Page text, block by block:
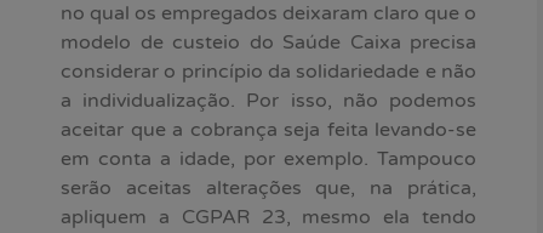
no qual os empregados deixaram claro que o
modelo de custeio do Saúde Caixa precisa
considerar o princípio da solidariedade e não
a individualização. Por isso, não podemos
aceitar que a cobrança seja feita levando-se
em conta a idade, por exemplo. Tampouco
serão aceitas alterações que, na prática,
apliquem a CGPAR 23, mesmo ela tendo